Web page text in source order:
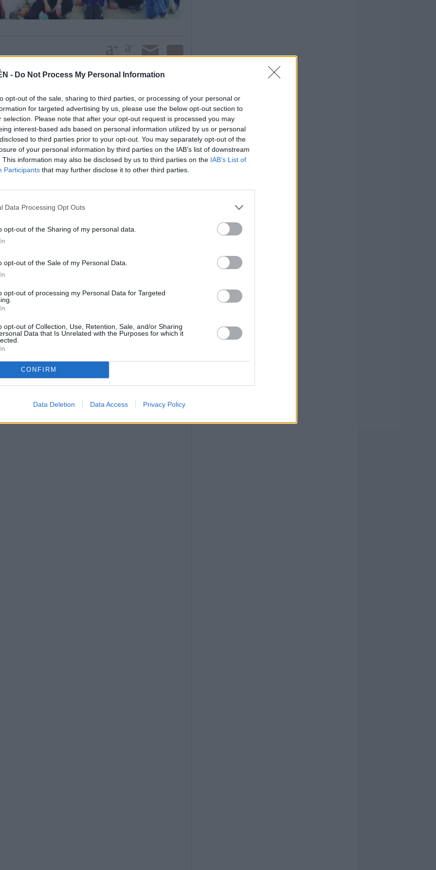
- Do Not Process My Personal Information
opt-out of the sale, sharing to third parties, or processing of your personal or
for targeted advertising by us, please use the below opt-out section to
selection. Please note that after your opt-out request is processed you may
interest-based ads based on personal information utilized by us or personal
to third parties prior to your opt-out. You may separately opt-out of the
of your personal information by third parties on the IAB’s list of downstream
This information may also be disclosed by us to third parties on the IAB’s List of
Participants that may further disclose it to other third parties.
Data Processing Opt Outs
opt-out of the Sharing of my personal data.
opt-out of the Sale of my Personal Data.
opt-out of processing my Personal Data for Targeted
opt-out of Collection, Use, Retention, Sale, and/or Sharing
Data that Is Unrelated with the Purposes for which it
CONFIRM
Data Deletion Data Access Privacy Policy
interesante al reunir a arqueros de Huelva,
José Luis Chaves, componente de la junta
mostró feliz por la repercusión de la actividad.
que optan a estar entre los mejores en las
Acreditan una metódica preparación y su
entrenamiento y en las competiciones que se
Los veintidós participantes acudieron con sus
la Federación Andaluza de Tiro con Arco y la
las jornadas y esta segunda edición se ha
los participantes y la convivencia entre arqueros,
Chaves Castilla, que milita en el Arcosur, fue
Es una de las firmes promesas regionales y su
en Campeonatos de Andalucía. Huelva, gracias a
que más arqueros presentó en tierras linarenses.
Rodríguez, Daniel Riveros, Leyre Fernández,
Serrano, Álvaro Esteban, Paula López, Carlota
Málaga también pisa fuerte y cuenta con una
por Antonio Macías, María Marmolejos, Daniel
Ellos representan el futuro del tiro con arco